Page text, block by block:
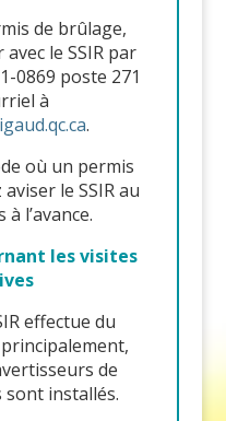
de brûlage,
le SSIR par
0869 poste 271
à
.
où un permis
le SSIR au
l’avance.
les visites
effectue du
de
installés.